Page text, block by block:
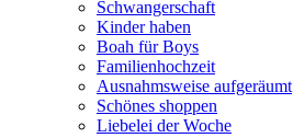
Schwangerschaft
Kinder haben
Boah für Boys
Familienhochzeit
Ausnahmsweise aufgeräumt
Schönes shoppen
Liebelei der Woche